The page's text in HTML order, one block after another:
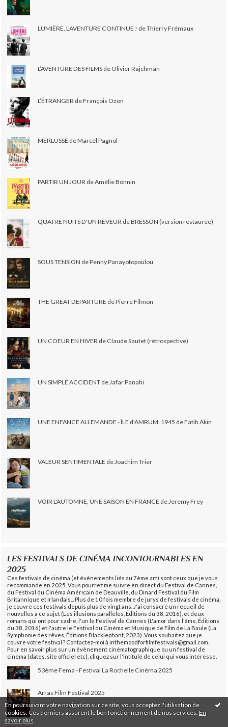
En poursuivant votre navigation sur ce site, vous acceptez l'utilisation de
cookies. Ces derniers assurent le bon fonctionnement de nos services. En
savoir plus
LUMIÈRE, L'AVENTURE CONTINUE ! de Thierry Frémaux
L’AVENTURE DES FILMS de Olivier Rajchman
L’ÉTRANGER de François Ozon
MERLUSSE de Marcel Pagnol
PARTIR UN JOUR de Amélie Bonnin
QUATRE NUITS D'UN RÊVEUR de BRESSON (version restaurée)
SOUS TENSION de Penny Panayotopoulou
THE GREAT DEPARTURE de Pierre Filmon
UN COEUR EN HIVER de Claude Sautet (rétrospective)
UN SIMPLE ACCIDENT de Jafar Panahi
UNE ENFANCE ALLEMANDE - ÎLE d'AMRUM, 1945 de Fatih Akin
VALEUR SENTIMENTALE de Joachim Trier
VOIR L'AUTOMNE, UNE SAISON EN FRANCE de Jeremy Frey
LES FESTIVALS DE CINÉMA INCONTOURNABLES EN
2025
Ces festivals de cinéma (et évènements liés au 7ème art) sont ceux que je vous
recommande en 2025. Vous pourrez me suivre en direct du Festival de Cannes,
du Festival du Cinéma Américain de Deauville, du Dinard Festival du Film
Britannique et Irlandais... Plus de 10 fois membre de jurys de festivals de cinéma,
je couvre ces festivals depuis plus de vingt ans. J'ai consacré un recueil de
nouvelles à ce sujet (Les illusions parallèles, Éditions du 38, 2016), et deux
romans qui ont pour cadre, l'un le Festival de Cannes (L'amor dans l'âme, Éditions
du 38, 2016) et l'autre le Festival du Cinéma et Musique de Film de La Baule (La
Symphonie des rêves, Éditions Blacklephant, 2023). Vous souhaitez que je
couvre votre festival ? Contactez-moi à inthemoodforfilmfestivals@gmail.com.
Pour en savoir plus sur un évènement cinématographique ou un festival de
cinéma (dates, site officiel etc), cliquez sur l'intitulé de celui qui vous intéresse.
53ème Fema - Festival La Rochelle Cinéma 2025
Arras Film Festival 2025